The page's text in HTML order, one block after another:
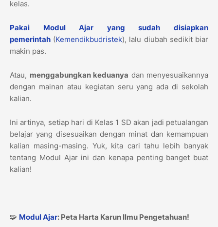
kelas.
Pakai Modul Ajar yang sudah disiapkan
pemerintah (Kemendikbudristek), lalu diubah sedikit biar
makin pas.
Atau, menggabungkan keduanya dan menyesuaikannya
dengan mainan atau kegiatan seru yang ada di sekolah
kalian.
Ini artinya, setiap hari di Kelas 1 SD akan jadi petualangan
belajar yang disesuaikan dengan minat dan kemampuan
kalian masing-masing. Yuk, kita cari tahu lebih banyak
tentang Modul Ajar ini dan kenapa penting banget buat
kalian!
🧩 Modul Ajar: Peta Harta Karun Ilmu Pengetahuan!